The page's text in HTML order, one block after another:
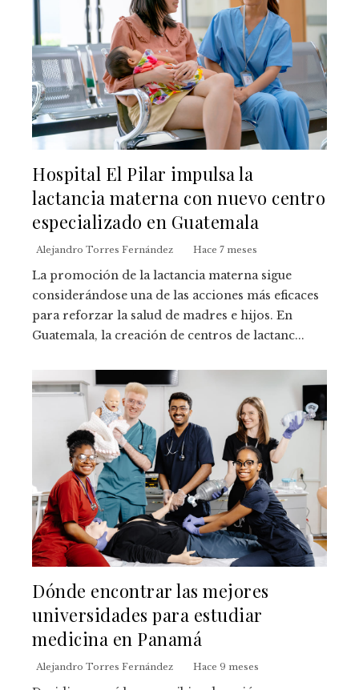
Hospital El Pilar impulsa la
lactancia materna con nuevo centro
especializado en Guatemala
Alejandro Torres Fernández Hace 7 meses
La promoción de la lactancia materna sigue
considerándose una de las acciones más eficaces
para reforzar la salud de madres e hijos. En
Guatemala, la creación de centros de lactanc...
Dónde encontrar las mejores
universidades para estudiar
medicina en Panamá
Alejandro Torres Fernández Hace 9 meses